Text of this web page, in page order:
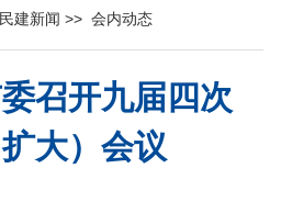
民建新闻 >> 会内动态
召开九届四次
大）会议